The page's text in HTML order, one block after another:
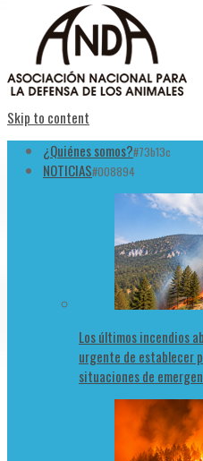
Skip to content
¿Quiénes somos?#73b13c
NOTICIAS#008894
Los últimos incendios
urgente de establecer
situaciones de